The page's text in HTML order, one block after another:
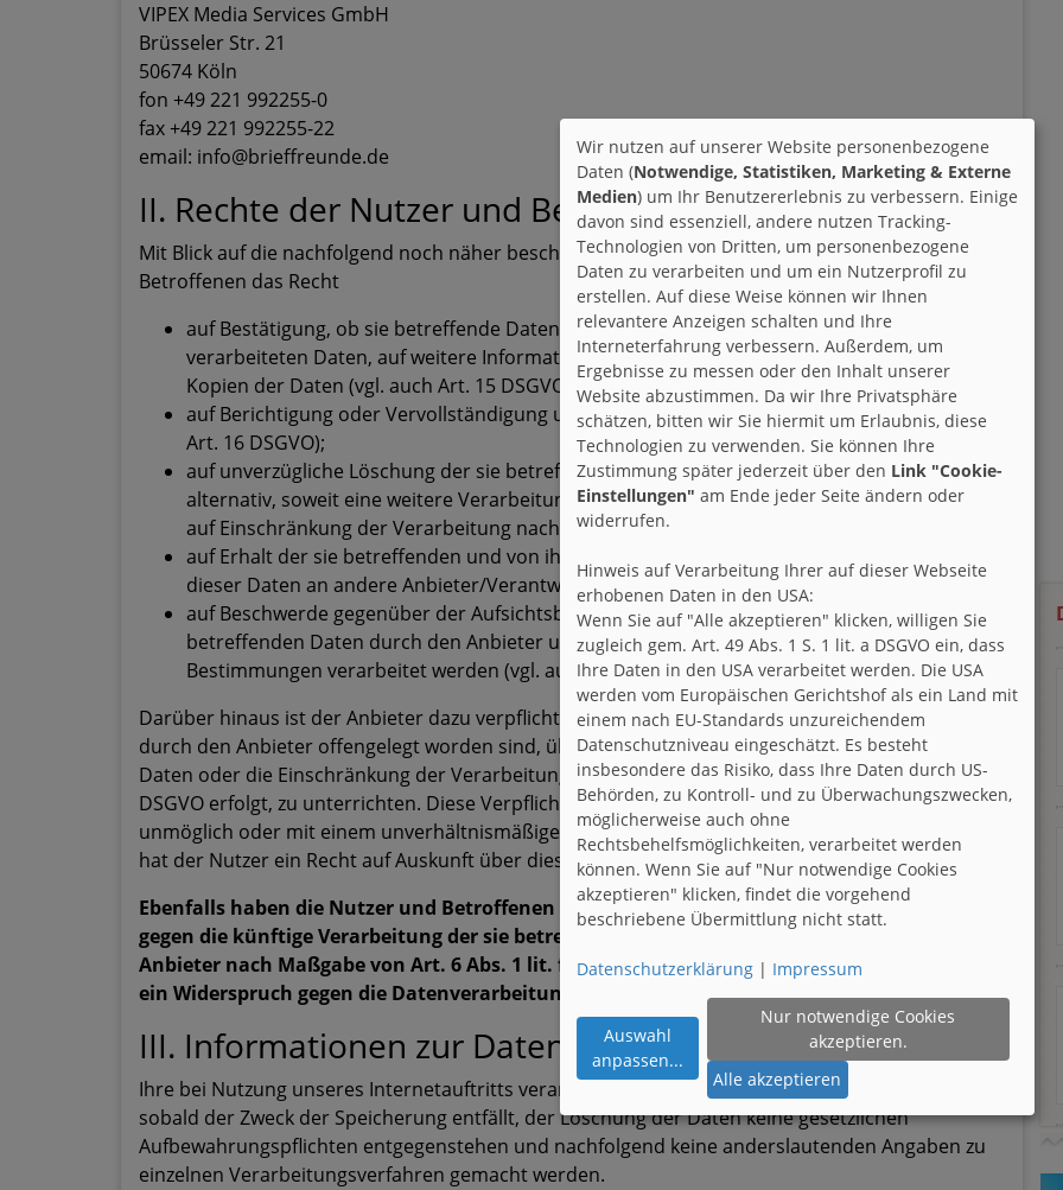
VIPEX Media Services GmbH
Brüsseler Str. 21
50674 Köln
fon +49 221 992255-0
fax +49 221 992255-22
email: info@brieffreunde.de
II. Rechte der Nutzer und Betroffenen
Mit Blick auf die nachfolgend noch näher beschriebene Datenverarbeitung haben die Nutzer und
Betroffenen das Recht
auf Bestätigung, ob sie betreffende Daten verarbeitet werden, auf Auskunft über die
verarbeiteten Daten, auf weitere Informationen über die Datenverarbeitung sowie auf
Kopien der Daten (vgl. auch Art. 15 DSGVO);
auf Berichtigung oder Vervollständigung unrichtiger bzw. unvollständiger Daten (vgl. auch
Art. 16 DSGVO);
auf unverzügliche Löschung der sie betreffenden Daten (vgl. auch Art. 17 DSGVO), oder,
alternativ, soweit eine weitere Verarbeitung gemäß Art. 17 Abs. 3 DSGVO erforderlich ist,
auf Einschränkung der Verarbeitung nach Maßgabe von Art. 18 DSGVO;
auf Erhalt der sie betreffenden und von ihnen bereitgestellten Daten und auf Übermittlung
dieser Daten an andere Anbieter/Verantwortliche (vgl. auch Art. 20 DSGVO);
auf Beschwerde gegenüber der Aufsichtsbehörde, sofern sie der Ansicht sind, dass die sie
betreffenden Daten durch den Anbieter unter Verstoß gegen datenschutzrechtliche
Bestimmungen verarbeitet werden (vgl. auch Art. 77 DSGVO).
Darüber hinaus ist der Anbieter dazu verpflichtet, alle Empfänger, denen gegenüber Daten
durch den Anbieter offengelegt worden sind, über jedwede Berichtigung oder Löschung von
Daten oder die Einschränkung der Verarbeitung, die aufgrund der Artikel 16, 17 Abs. 1, 18
DSGVO erfolgt, zu unterrichten. Diese Verpflichtung besteht jedoch nicht, soweit diese Mitteilung
unmöglich oder mit einem unverhältnismäßigen Aufwand verbunden ist. Unbeschadet dessen
hat der Nutzer ein Recht auf Auskunft über diese Empfänger.
Ebenfalls haben die Nutzer und Betroffenen nach Art. 21 DSGVO das Recht auf Widerspruch
gegen die künftige Verarbeitung der sie betreffenden Daten, sofern die Daten durch den
Anbieter nach Maßgabe von Art. 6 Abs. 1 lit. f) DSGVO verarbeitet werden. Insbesondere ist
ein Widerspruch gegen die Datenverarbeitung zum Zwecke der Direktwerbung statthaft.
III. Informationen zur Datenverarbeitung
Ihre bei Nutzung unseres Internetauftritts verarbeiteten Daten werden gelöscht oder gesperrt,
sobald der Zweck der Speicherung entfällt, der Löschung der Daten keine gesetzlichen
Aufbewahrungspflichten entgegenstehen und nachfolgend keine anderslautenden Angaben zu
einzelnen Verarbeitungsverfahren gemacht werden.
Wir nutzen auf unserer Website personenbezogene
Daten (Notwendige, Statistiken, Marketing & Externe
Medien) um Ihr Benutzererlebnis zu verbessern. Einige
davon sind essenziell, andere nutzen Tracking-
Technologien von Dritten, um personenbezogene
Daten zu verarbeiten und um ein Nutzerprofil zu
erstellen. Auf diese Weise können wir Ihnen
relevantere Anzeigen schalten und Ihre
Interneterfahrung verbessern. Außerdem, um
Ergebnisse zu messen oder den Inhalt unserer
Website abzustimmen. Da wir Ihre Privatsphäre
schätzen, bitten wir Sie hiermit um Erlaubnis, diese
Technologien zu verwenden. Sie können Ihre
Zustimmung später jederzeit über den Link "Cookie-
Einstellungen" am Ende jeder Seite ändern oder
widerrufen.
Hinweis auf Verarbeitung Ihrer auf dieser Webseite
erhobenen Daten in den USA:
Wenn Sie auf "Alle akzeptieren" klicken, willigen Sie
zugleich gem. Art. 49 Abs. 1 S. 1 lit. a DSGVO ein, dass
Ihre Daten in den USA verarbeitet werden. Die USA
werden vom Europäischen Gerichtshof als ein Land mit
einem nach EU-Standards unzureichendem
Datenschutzniveau eingeschätzt. Es besteht
insbesondere das Risiko, dass Ihre Daten durch US-
Behörden, zu Kontroll- und zu Überwachungszwecken,
möglicherweise auch ohne
Rechtsbehelfsmöglichkeiten, verarbeitet werden
können. Wenn Sie auf "Nur notwendige Cookies
akzeptieren" klicken, findet die vorgehend
beschriebene Übermittlung nicht statt.
Datenschutzerklärung | Impressum
Auswahl
anpassen...
Nur notwendige Cookies
akzeptieren.
Alle akzeptieren